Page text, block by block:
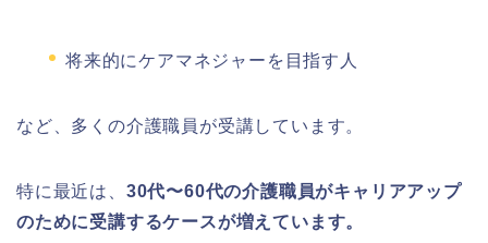
将来的にケアマネジャーを目指す人
など、多くの介護職員が受講しています。
特に最近は、 30代〜60代の介護職員がキャリアアップ
のために受講するケースが増えています。